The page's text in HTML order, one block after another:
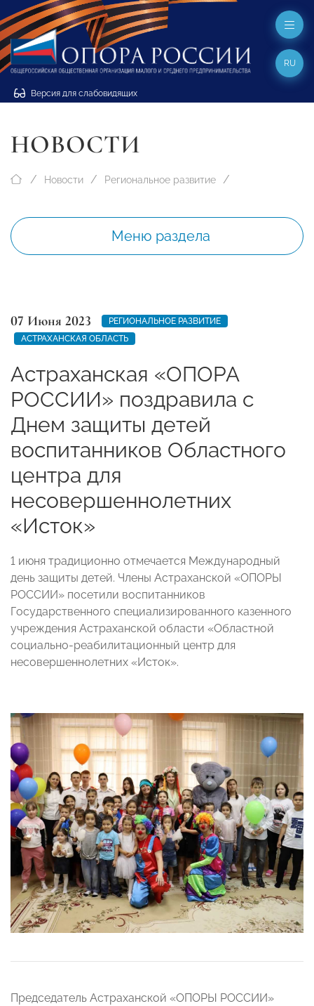
Версия для слабовидящих
RU
НОВОСТИ
Новости Региональное развитие
Меню раздела
07 Июня 2023
РЕГИОНАЛЬНОЕ РАЗВИТИЕ
АСТРАХАНСКАЯ ОБЛАСТЬ
Астраханская «ОПОРА
РОССИИ» поздравила с
Днем защиты детей
воспитанников Областного
центра для
несовершеннолетних
«Исток»
1 июня традиционно отмечается Международный
день защиты детей. Члены Астраханской «ОПОРЫ
РОССИИ» посетили воспитанников
Государственного специализированного казенного
учреждения Астраханской области «Областной
социально-реабилитационный центр для
несовершеннолетних «Исток».
Председатель Астраханской «ОПОРЫ РОССИИ»